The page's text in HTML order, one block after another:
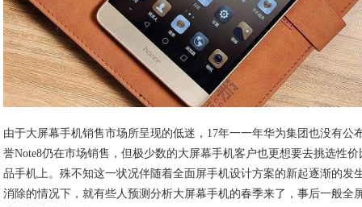
由于大屏幕手机销售市场所呈现的低迷，17年一一年华为集团也没有公
誉Note8仍在市场销售，但极少数的大屏幕手机客户也更想要去挑选性
品手机上。殊不知这一状况伴随着全面屏手机设计方案的新起逐渐的发
消除的情况下，就有些人预测分析大屏幕手机的春季来了，事后一般全